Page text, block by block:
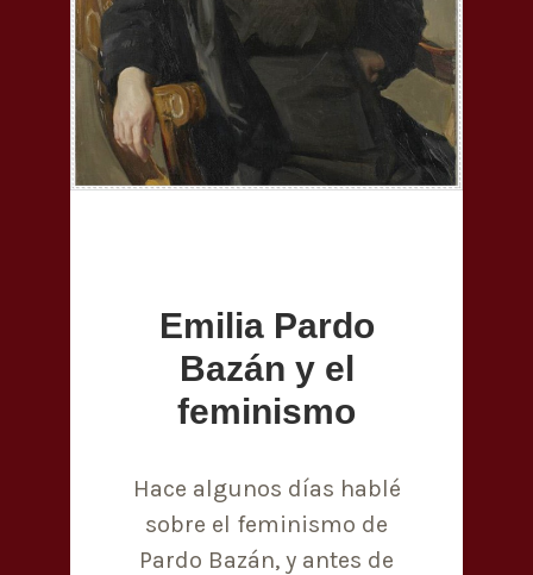
Emilia Pardo
Bazán y el
feminismo
Hace algunos días hablé
sobre el feminismo de
Pardo Bazán, y antes de